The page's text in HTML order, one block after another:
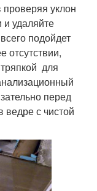
уклон
удаляйте
подойдет
отсутствии,
для
перед
ведре с чистой